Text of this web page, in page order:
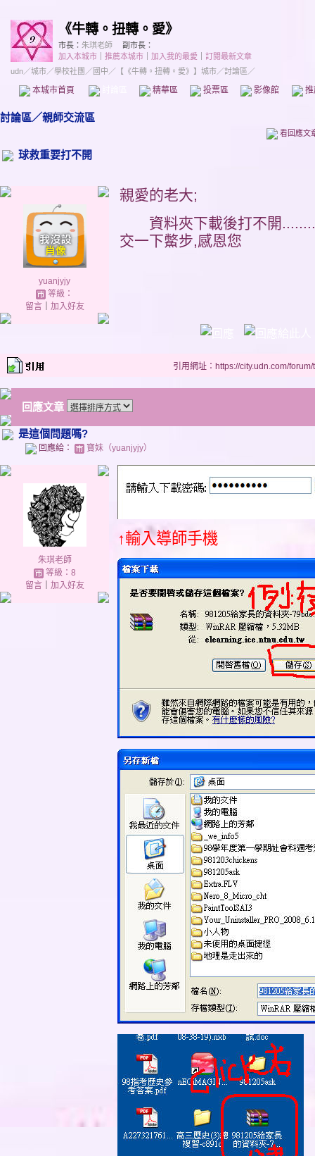
《牛轉。扭轉。愛》
市長： 朱琪老師
副市長：
加入本城市
推薦本城市 加入我的最愛
訂閱最新文章
udn／城市／學校社團 ／國中 ／ 【《牛轉。扭轉。愛》】城市／討論區／
本城市首頁 精華區 投票區 影像館
討論區／親師交流區
看回應文
球救重要打不開
yuanjyjy
等級：
留言｜ 加入好友
親愛的老大;
資料夾下載後打不開
交一下鱉步,感恩您
引用網址：https://city.udn.com/
回應文章
是這個問題嗎?
回應給： 寶妹（yuanjyjy）
朱琪老師
等級：8
留言｜ 加入好友
↑輸入導師手機